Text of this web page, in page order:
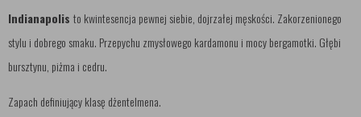
Indianapolis to kwintesencja pewnej siebie, dojrzałej męskości. Zakorzenionego
stylu i dobrego smaku. Przepychu zmysłowego kardamonu i mocy bergamotki. Głębi
bursztynu, piżma i cedru.
Zapach definiujący klasę dżentelmena.